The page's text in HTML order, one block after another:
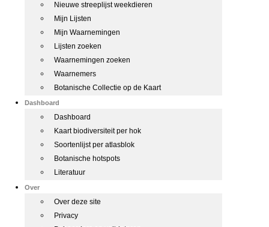
Nieuwe streeplijst weekdieren
Mijn Lijsten
Mijn Waarnemingen
Lijsten zoeken
Waarnemingen zoeken
Waarnemers
Botanische Collectie op de Kaart
Dashboard
Dashboard
Kaart biodiversiteit per hok
Soortenlijst per atlasblok
Botanische hotspots
Literatuur
Over
Over deze site
Privacy